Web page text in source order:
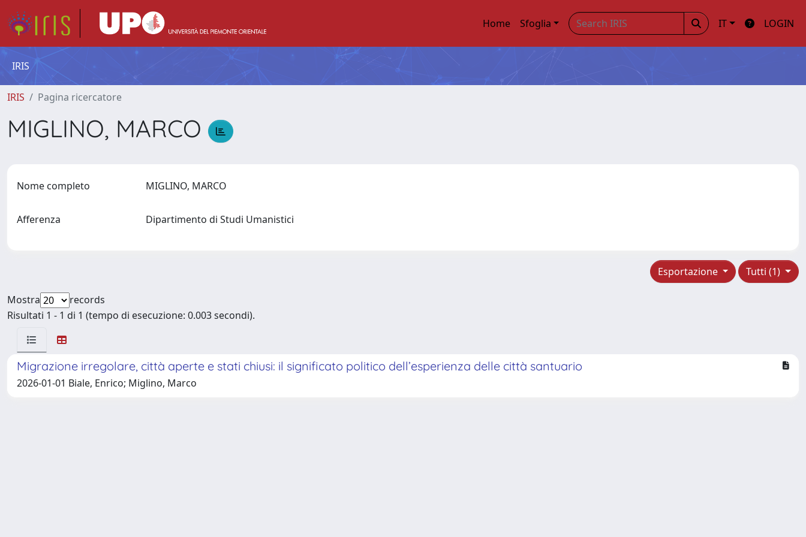
Home Sfoglia IT LOGIN
IRIS
IRIS Pagina ricercatore
MIGLINO, MARCO
Nome completo MIGLINO, MARCO
Afferenza Dipartimento di Studi Umanistici
Tutti (1)
Esportazione
Mostra
records
Risultati 1 - 1 di 1 (tempo di esecuzione: 0.003 secondi).
Migrazione irregolare, città aperte e stati chiusi: il significato politico dell’esperienza delle città santuario
2026-01-01 Biale, Enrico; Miglino, Marco